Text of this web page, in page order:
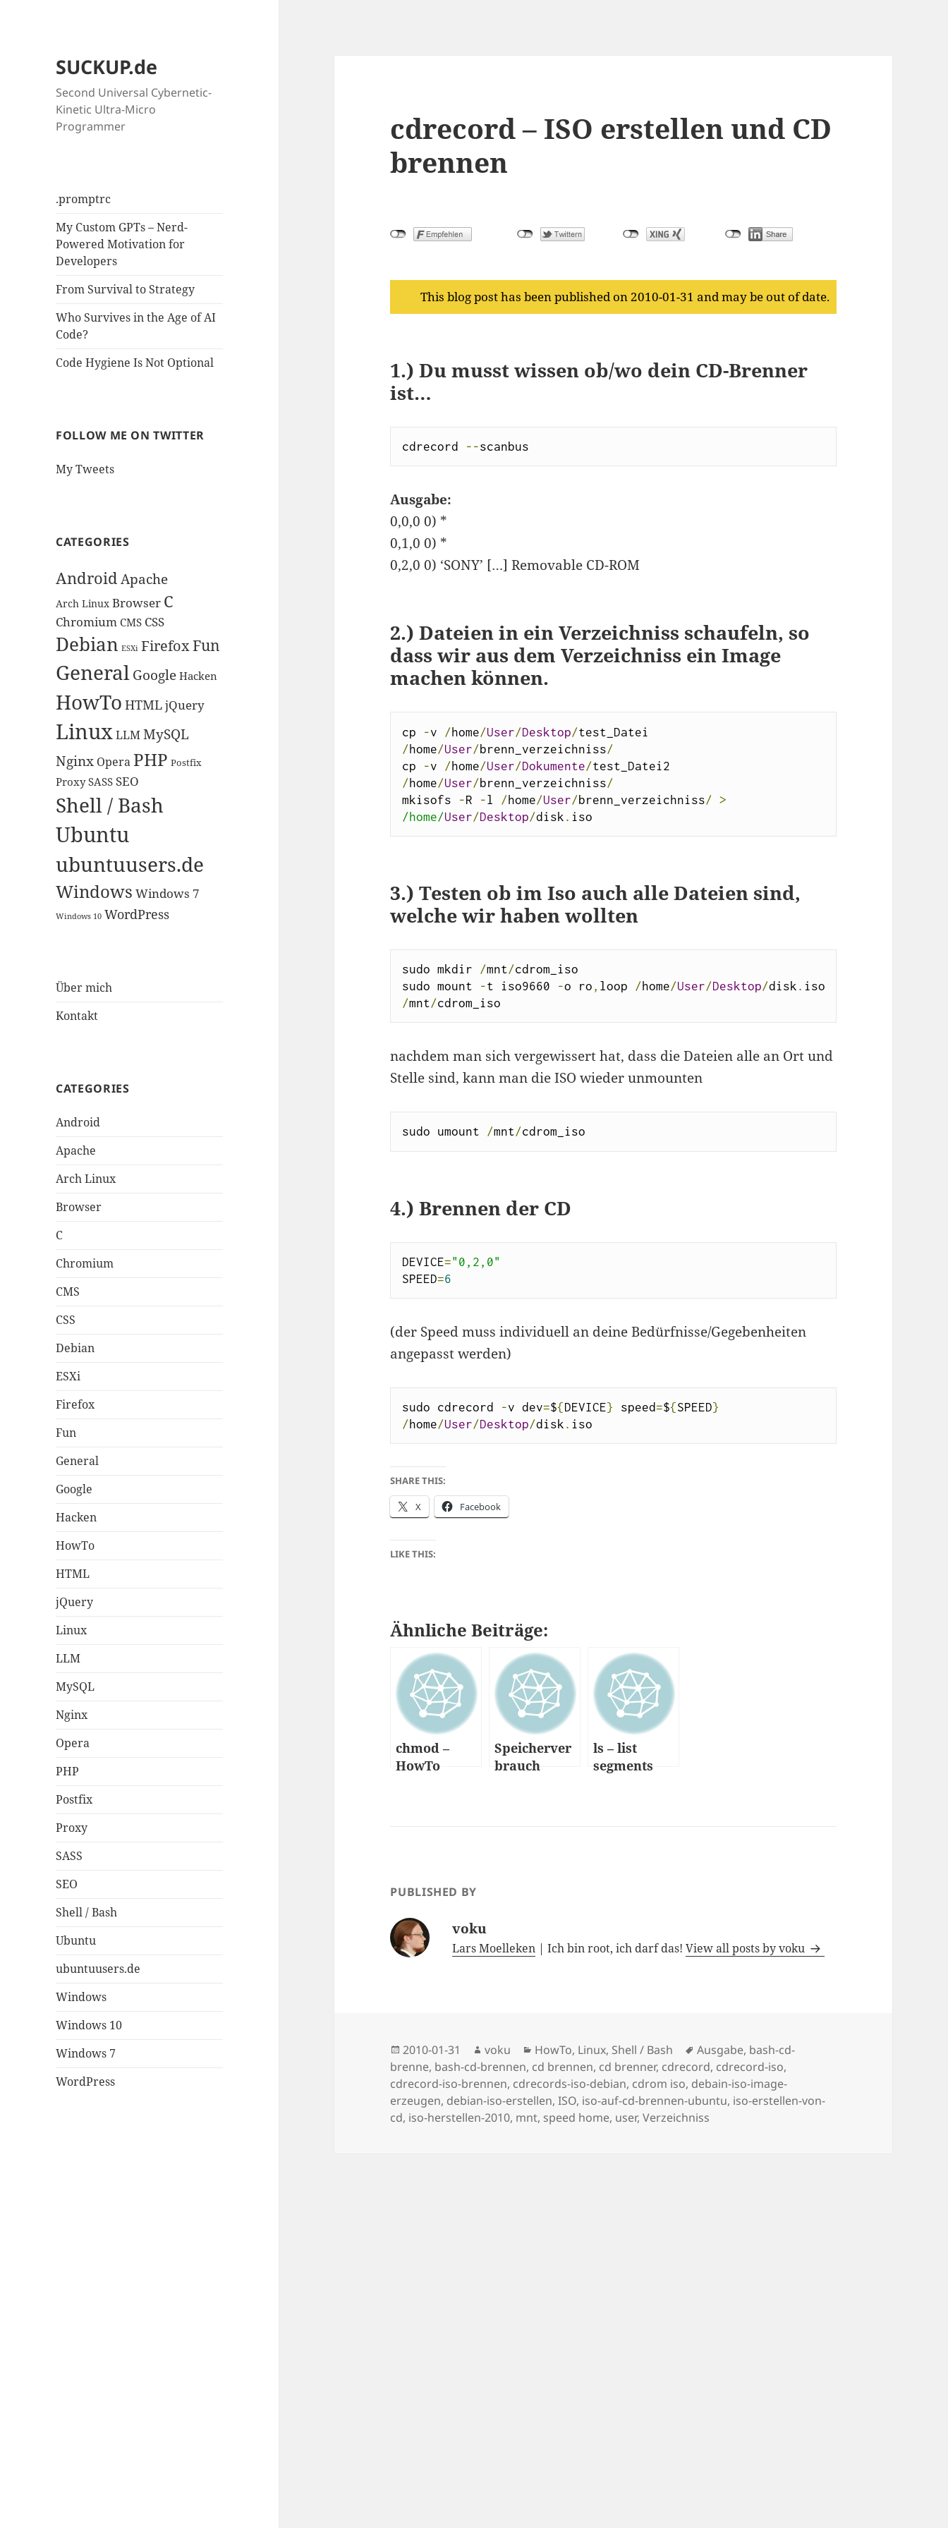
SUCKUP.de
Second Universal Cybernetic-
Kinetic Ultra-Micro
Programmer
.promptrc
My Custom GPTs – Nerd-
Powered Motivation for
Developers
From Survival to Strategy
Who Survives in the Age of AI
Code?
Code Hygiene Is Not Optional
FOLLOW ME ON TWITTER
My Tweets
CATEGORIES
AndroidApache
Arch Linux Browser C
Chromium CMS CSS
Debian ESXi FirefoxFun
GeneralGoogle Hacken
HowTo HTMLjQuery
LinuxLLMMySQL
Nginx Opera PHP Postfix
Proxy SASS SEO
Shell / Bash
Ubuntu
ubuntuusers.de
Windows Windows 7
Windows 10 WordPress
Über mich
Kontakt
CATEGORIES
Android
Apache
Arch Linux
Browser
C
Chromium
CMS
CSS
Debian
ESXi
Firefox
Fun
General
Google
Hacken
HowTo
HTML
jQuery
Linux
LLM
MySQL
Nginx
Opera
PHP
Postfix
Proxy
SASS
SEO
Shell / Bash
Ubuntu
ubuntuusers.de
Windows
Windows 10
Windows 7
WordPress
cdrecord – ISO erstellen und CD
brennen
This blog post has been published on 2010-01-31 and may be out of date.
1.) Du musst wissen ob/wo dein CD-Brenner
ist…
cdrecord --scanbus
Ausgabe:
0,0,0 0) *
0,1,0 0) *
0,2,0 0) ‘SONY’ […] Removable CD-ROM
2.) Dateien in ein Verzeichniss schaufeln, so
dass wir aus dem Verzeichniss ein Image
machen können.
cp -v /home/User/Desktop/
/home/User/brenn_verzeichniss/
cp
-v /home/User/Dokumente/
/home/User/brenn_verzeichniss/
mkisofs
-R -l /home/User/brenn_verzeichniss/ >
/home/User/Desktop/disk . iso
3.) Testen ob im Iso auch alle Dateien sind,
welche wir haben wollten
sudo mkdir /mnt/cdrom_iso
sudo mount
-t iso9660 -o ro , loop /home/User/Desktop/disk .
/mnt/cdrom_iso
nachdem man sich vergewissert hat, dass die Dateien alle an Ort und
Stelle sind, kann man die ISO wieder unmounten
sudo umount /mnt/cdrom_iso
4.) Brennen der CD
DEVICE="0,2,0"
SPEED=6
(der Speed muss individuell an deine Bedürfnisse/Gegebenheiten
angepasst werden)
sudo cdrecord -v dev=${DEVICE} speed=${SPEED}
/home/User/Desktop/disk . iso
SHARE THIS:
X Facebook
LIKE THIS:
Ähnliche Beiträge:
chmod –
HowTo
Speicherver
brauch
ls – list
segments
PUBLISHED BY
voku
Lars Moelleken | Ich bin root, ich darf das!View all posts by voku
Posted
on
2010-01-31 Author
voku Categories
HowTo, Linux, Shell / Bash Tags
Ausgabe, bash-cd-
brenne, bash-cd-brennen, cd brennen, cd brenner, cdrecord, cdrecord-iso,
cdrecord-iso-brennen, cdrecords-iso-debian, cdrom iso, debain-iso-image-
erzeugen, debian-iso-erstellen,ISO, iso-auf-cd-brennen-ubuntu, iso-erstellen-von-
cd, iso-herstellen-2010, mnt, speed home, user,Verzeichniss